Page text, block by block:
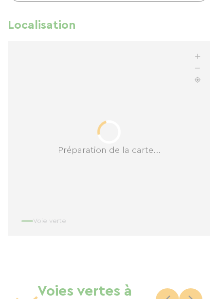
Localisation
Préparation de la carte...
Voie verte
Voies vertes à